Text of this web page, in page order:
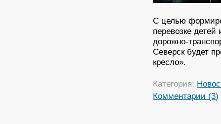
С целью
перевозке
дорожно-
Северск будет
кресло».
Категория:
Комментарии (3)